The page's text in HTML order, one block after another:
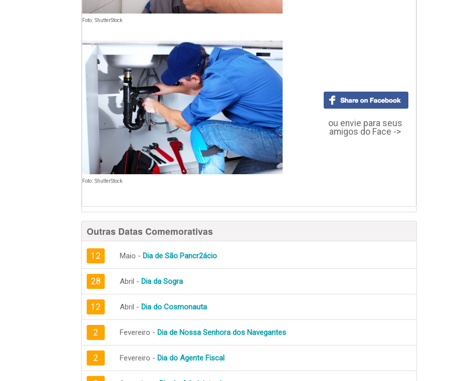
Foto: ShutterStock
Foto: ShutterStock
ou envie para seus
amigos do Face ->
Outras Datas Comemorativas
12 Maio - Dia de São Pancr2ácio
28 Abril - Dia da Sogra
12 Abril - Dia do Cosmonauta
2 Fevereiro - Dia de Nossa Senhora dos Navegantes
2 Fevereiro - Dia do Agente Fiscal